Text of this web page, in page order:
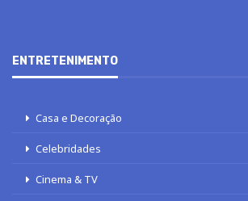
ENTRETENIMENTO
Casa e Decoração
Celebridades
Cinema & TV